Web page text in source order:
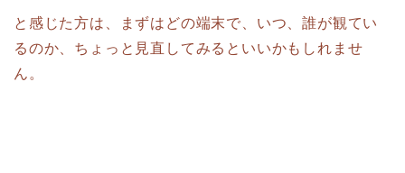
と感じた方は、まずはどの端末で、いつ、誰が観てい
るのか、ちょっと見直してみるといいかもしれませ
ん。